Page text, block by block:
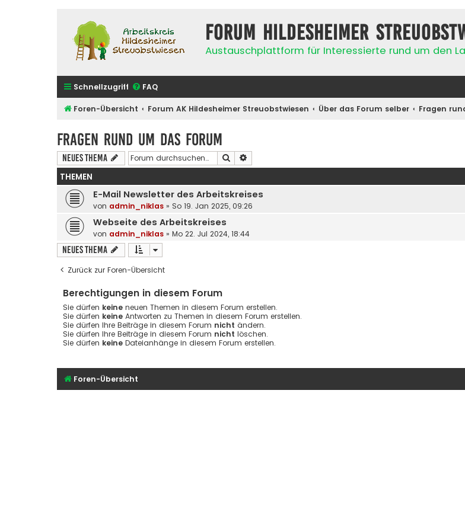
Forum Hildesheimer
Austauschplattform für Interessierte rund um den
Schnellzugriff FAQ
Foren-Übersicht Forum AK Hildesheimer Streuobstwiesen Über das Forum selber Fragen
Fragen rund um das Forum
Neues Thema Suche
THEMEN
E-Mail Newsletter des Arbeitskreises
von admin_niklas » So 19. Jan 2025, 09:26
Webseite des Arbeitskreises
von admin_niklas » Mo 22. Jul 2024, 18:44
Neues Thema
Zurück zur Foren-Übersicht
Berechtigungen in diesem Forum
Sie dürfen keine neuen Themen in diesem Forum erstellen.
Sie dürfen keine Antworten zu Themen in diesem Forum erstellen.
Sie dürfen Ihre Beiträge in diesem Forum nicht ändern.
Sie dürfen Ihre Beiträge in diesem Forum nicht löschen.
Sie dürfen keine Dateianhänge in diesem Forum erstellen.
Foren-Übersicht